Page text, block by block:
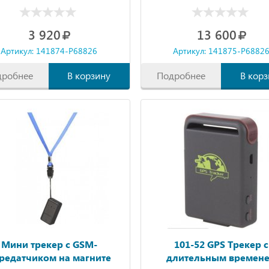
3 920
Артикул: 141874-P68826
В корзину
го и 3-го поколения
13 600
Артикул: 141875-
Подробнее В
Мини трекер с GSM-
на магните
101-52 GPS Трекер с
длительным